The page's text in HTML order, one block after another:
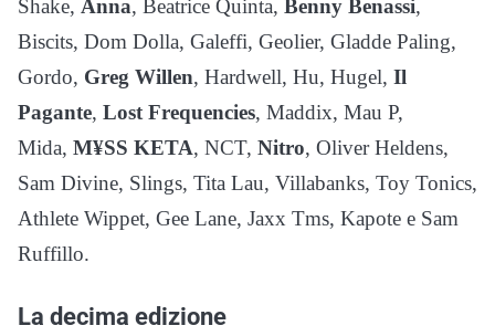
Shake, Anna, Beatrice Quinta, Benny Benassi,
Biscits, Dom Dolla, Galeffi, Geolier, Gladde Paling,
Gordo, Greg Willen, Hardwell, Hu, Hugel, Il
Pagante, Lost Frequencies, Maddix, Mau P,
Mida, M¥SS KETA, NCT, Nitro, Oliver Heldens,
Sam Divine, Slings, Tita Lau, Villabanks, Toy Tonics,
Athlete Wippet, Gee Lane, Jaxx Tms, Kapote e Sam
Ruffillo.
La decima edizione